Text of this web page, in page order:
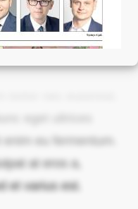
eu fermentum.
at eros a,
et varius est.